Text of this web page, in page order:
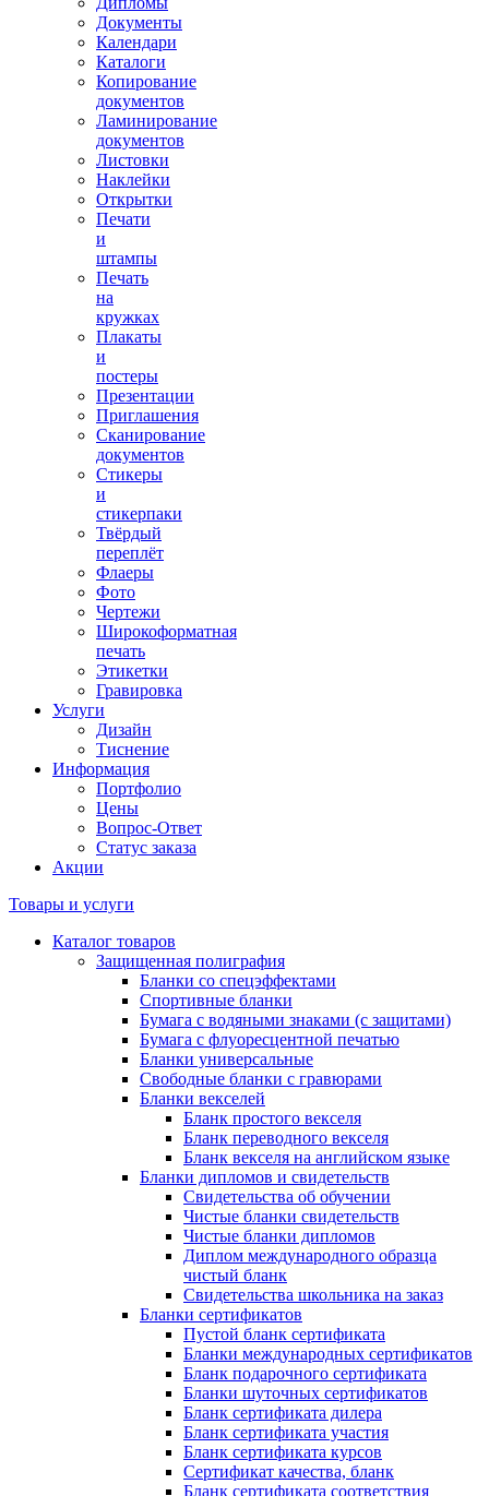
Документы
Календари
Каталоги
Копирование
документов
Ламинирование
документов
Листовки
Наклейки
Открытки
Печати
и
штампы
Печать
на
кружках
Плакаты
и
постеры
Презентации
Приглашения
Сканирование
документов
Стикеры
и
стикерпаки
Твёрдый
переплёт
Флаеры
Фото
Чертежи
Широкоформатная
печать
Этикетки
Гравировка
Услуги
Дизайн
Тиснение
Информация
Портфолио
Цены
Вопрос-Ответ
Статус заказа
Акции
Товары и услуги
Каталог товаров
Защищенная полиграфия
Бланки со спецэффектами
Спортивные бланки
Бумага с водяными знаками (с защитами)
Бумага с флуоресцентной печатью
Бланки универсальные
Свободные бланки с гравюрами
Бланки векселей
Бланк простого векселя
Бланк переводного векселя
Бланк векселя на английском языке
Бланки дипломов и свидетельств
Свидетельства об обучении
Чистые бланки свидетельств
Чистые бланки дипломов
Диплом международного образца
чистый бланк
Свидетельства школьника на заказ
Бланки сертификатов
Пустой бланк сертификата
Бланки международных сертификатов
Бланк подарочного сертификата
Бланки шуточных сертификатов
Бланк сертификата дилера
Бланк сертификата участия
Бланк сертификата курсов
Сертификат качества, бланк
Бланк сертификата соответствия